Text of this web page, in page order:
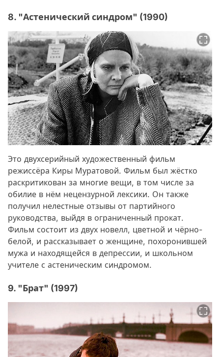
8. "Астенический синдром" (1990)
Это двухсерийный художественный фильм
режиссёра Киры Муратовой. Фильм был жёстко
раскритикован за многие вещи, в том числе за
обилие в нём нецензурной лексики. Он также
получил нелестные отзывы от партийного
руководства, выйдя в ограниченный прокат.
Фильм состоит из двух новелл, цветной и чёрно-
белой, и рассказывает о женщине, похоронившей
мужа и находящейся в депрессии, и школьном
учителе с астеническим синдромом.
9. "Брат" (1997)